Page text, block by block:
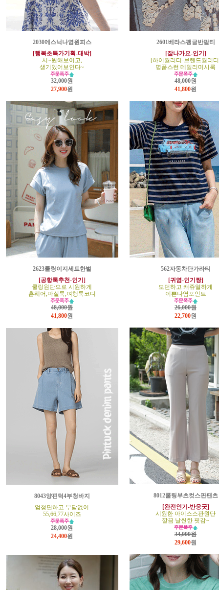
2030에스닉나염원피스
[행복초특가기획-대박]
시~원해보이고,
생기있어보인다~
32,000원
27,900원
2601베라스팽글반팔티
[잘나가요-인기]
[하이퀄리티-브랜드퀄리
명품스런 데일리미시룩
48,000원
41,800원
2623쿨링이지세트한벌
[공항룩추천-인기]
쿨링원단으로 시원하게
홈웨어,마실룩,여행룩코디
48,000원
41,800원
562자동차단가라티
[귀염-인기짱]
모던하고 캐쥬얼하게
이쁜나염포인트
26,000원
22,700원
8043양핀턱4부청바지
엄청편하고 부담없이
55,66,77사이즈
28,000원
24,400원
8012쿨링부츠컷스판팬츠
[완전인기-반응굿]
시원한 아이스스판원단
깔끔 날씬한 핏감~
34,000원
29,600원